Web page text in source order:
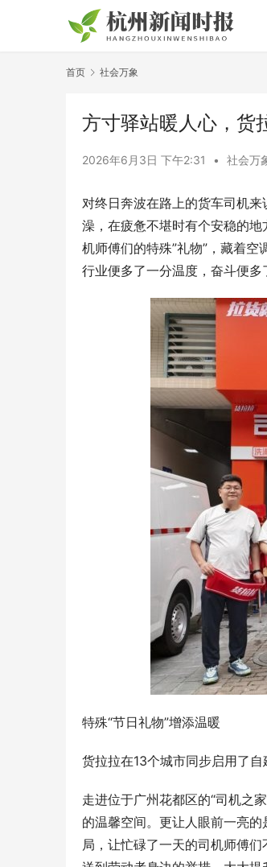
首页 社会万象
方寸驿站暖人心，货
2026年6月3日 下午2:31 • 社会万
对终日奔波在路上的货车司机
澡，在疲惫不堪时有个安稳的
机师傅们的特殊”礼物”，藏着
行业便多了一分温度，奋斗便多
特殊“节日礼物”增添温暖
货拉拉在13个城市同步启用了自
走进位于广州花都区的“司机之
的温馨空间。更让人眼前一亮
局，让忙碌了一天的司机师傅